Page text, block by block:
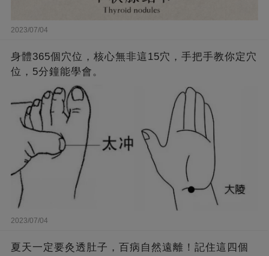
2023/07/04
身體365個穴位，核心無非這15穴，手把手教你定穴
位，5分鐘能學會。
2023/07/04
夏天一定要灸透肚子，百病自然遠離！記住這四個